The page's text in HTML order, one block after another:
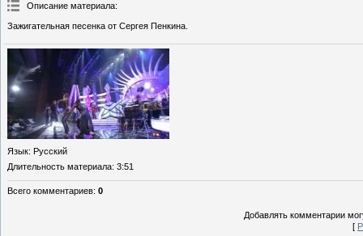
Описание материала:
Зажигательная песенка от Сергея Пенкина.
Язык: Русский
Длительность материала: 3:51
Всего комментариев: 0
Добавлять комментарии
[